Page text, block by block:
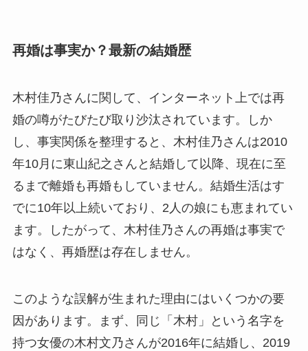
再婚は事実か？最新の結婚歴
木村佳乃さんに関して、インターネット上では再
婚の噂がたびたび取り沙汰されています。しか
し、事実関係を整理すると、木村佳乃さんは2010
年10月に東山紀之さんと結婚して以降、現在に至
るまで離婚も再婚もしていません。結婚生活はす
でに10年以上続いており、2人の娘にも恵まれてい
ます。したがって、木村佳乃さんの再婚は事実で
はなく、再婚歴は存在しません。
このような誤解が生まれた理由にはいくつかの要
因があります。まず、同じ「木村」という名字を
持つ女優の木村文乃さんが2016年に結婚し、2019